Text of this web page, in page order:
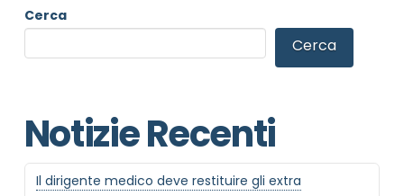
Cerca
Cerca
Notizie Recenti
Il dirigente medico deve restituire gli extra